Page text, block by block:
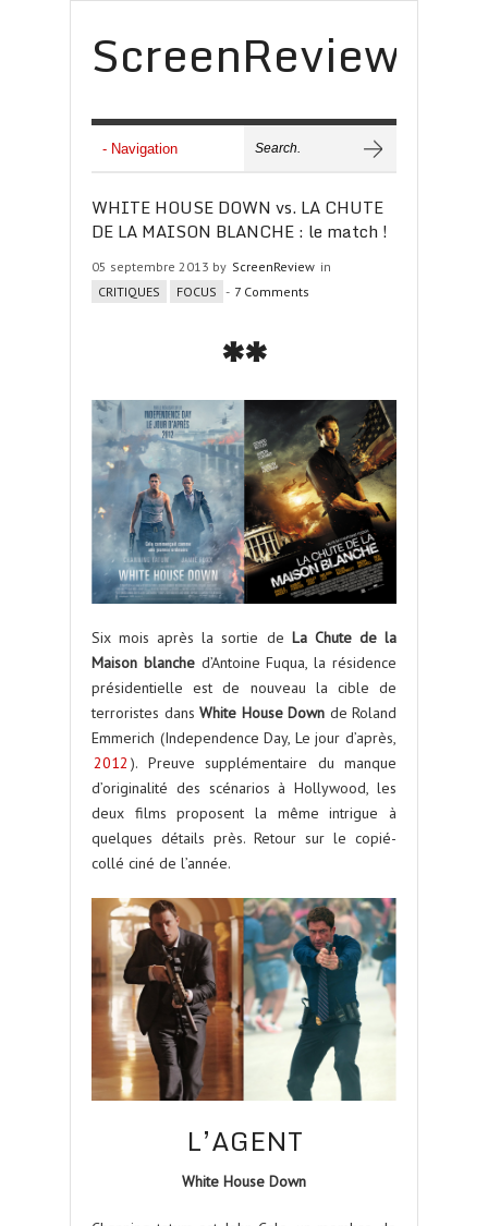
ScreenReview
WHITE HOUSE DOWN vs. LA CHUTE
DE LA MAISON BLANCHE : le match !
05 septembre 2013 by ScreenReview in
CRITIQUES
FOCUS - 7 Comments
**
Six mois après la sortie de La Chute de la
Maison blanched’Antoine Fuqua, la résidence
présidentielle est de nouveau la cible de
terroristes dans White House Down de Roland
Emmerich (Independence Day, Le jour d’après,
2012 ). Preuve supplémentaire du manque
d’originalité des scénarios à Hollywood, les
deux films proposent la même intrigue à
quelques détails près. Retour sur le copié-
collé ciné de l’année.
L’AGENT
White House Down